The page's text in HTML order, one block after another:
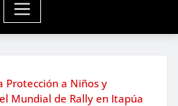
Protección a Niños y
Mundial de Rally en Itapúa